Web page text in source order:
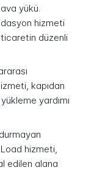
yükü.
hizmeti
düzenli
kapıdan
yardımı
hizmeti,
edilen alana